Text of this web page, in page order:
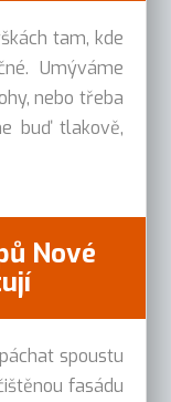
tam, kde
Umýváme
nebo třeba
buď tlakově,
Nové
spoustu
fasádu